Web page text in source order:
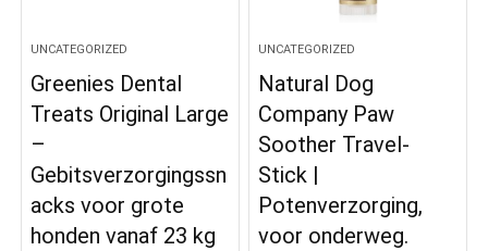
UNCATEGORIZED
Greenies Dental
Treats Original Large
–
Gebitsverzorgingssn
acks voor grote
honden vanaf 23 kg
UNCATEGORIZED
Natural Dog
Company Paw
Soother Travel-
Stick |
Potenverzorging,
voor onderweg.